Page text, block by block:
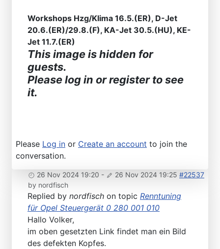
Workshops Hzg/Klima 16.5.(ER), D-Jet
20.6.(ER)/29.8.(F), KA-Jet 30.5.(HU), KE-
Jet 11.7.(ER)
This image is hidden for
guests.
Please log in or register to see
it.
Please Log in or Create an account to join the
conversation.
26 Nov 2024 19:20 - 26 Nov 2024 19:25 #22537
by nordfisch
Replied by nordfisch on topic Renntuning
für Opel Steuergerät 0 280 001 010
Hallo Volker,
im oben gesetzten Link findet man ein Bild
des defekten Kopfes.